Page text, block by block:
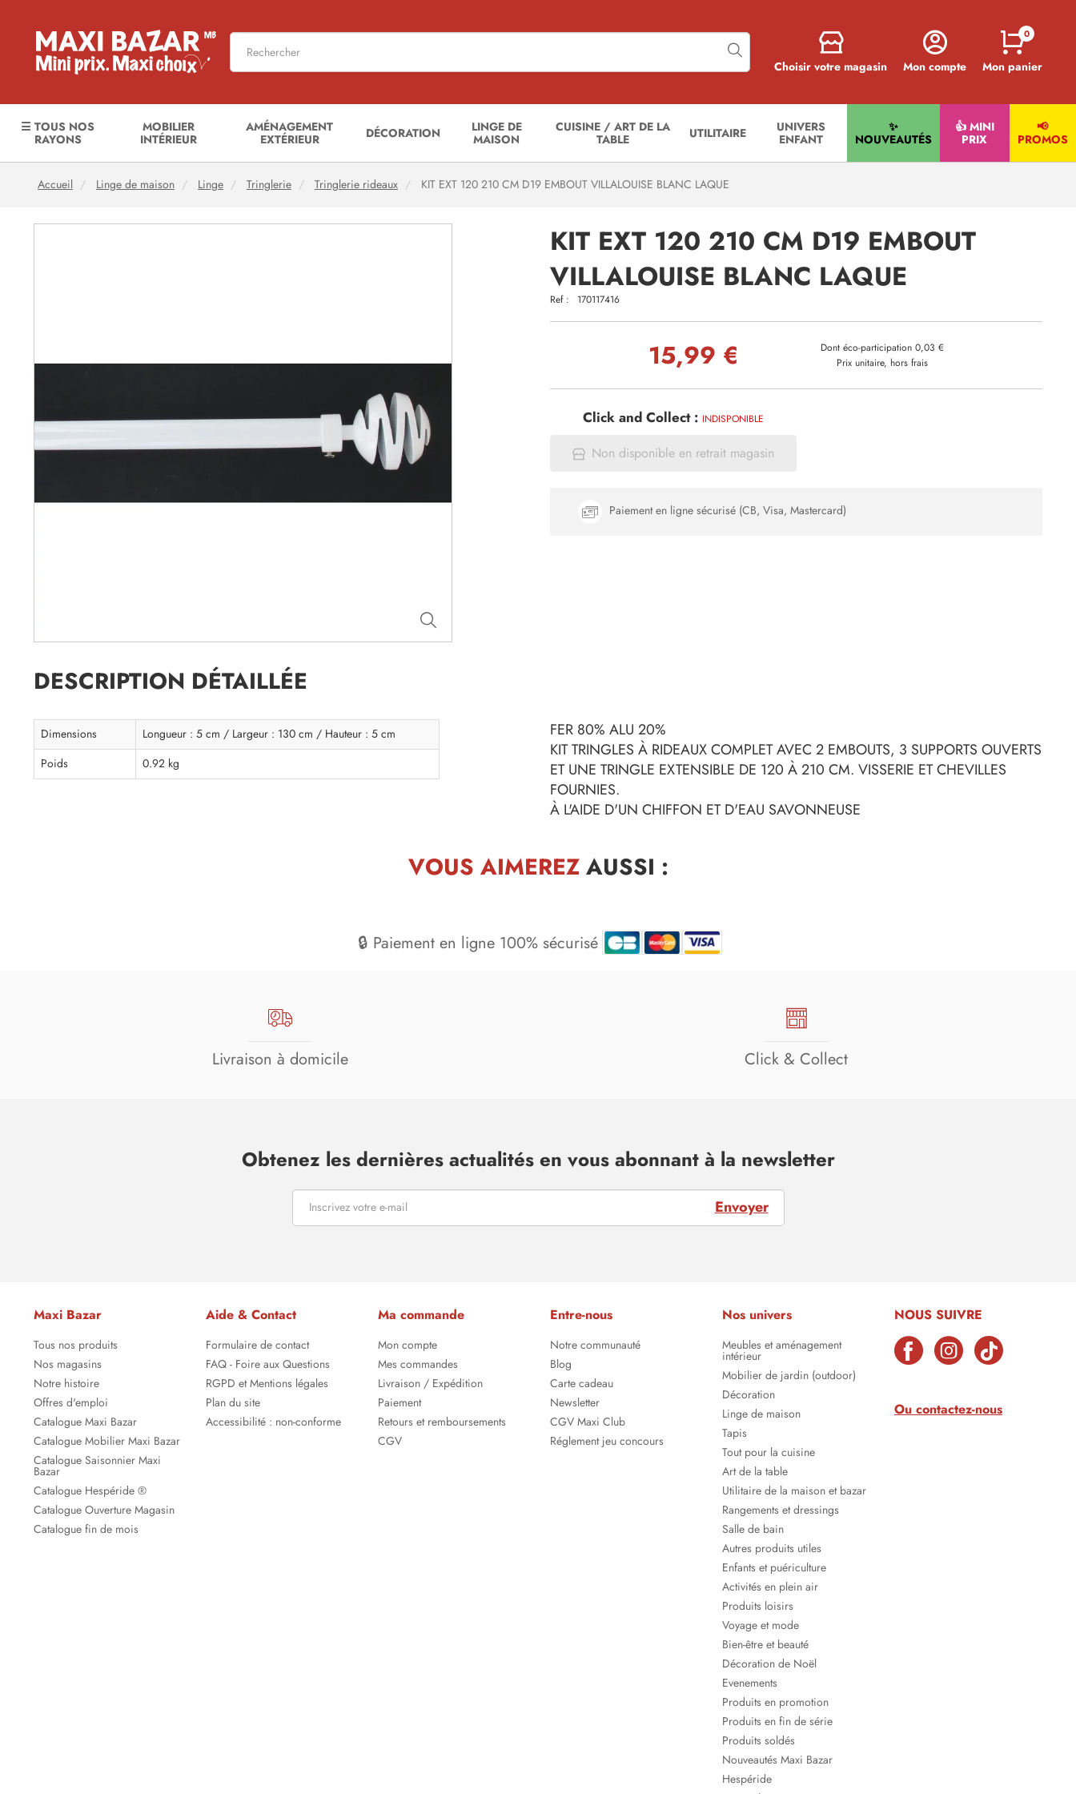
Choisir votre magasin Mon compte Mon panier
0
☰ TOUS NOS
RAYONS
MOBILIER
INTÉRIEUR
AMÉNAGEMENT
EXTÉRIEUR
DÉCORATION
LINGE DE
MAISON
CUISINE / ART DE LA
TABLE
UTILITAIRE
UNIVERS
ENFANT
✨
NOUVEAUTÉS
👍 MINI
PRIX
📢
PROMOS
Accueil Linge de maison Linge Tringlerie Tringlerie rideaux KIT EXT 120 210 CM D19 EMBOUT VILLALOUISE BLANC LAQUE
KIT EXT 120 210 CM D19 EMBOUT
VILLALOUISE BLANC LAQUE
Ref : 170117416
15,99 €
Dont éco-participation 0,03 €
Prix unitaire, hors frais
Click and Collect : INDISPONIBLE
Non disponible en retrait magasin
Paiement en ligne sécurisé (CB, Visa, Mastercard)
DESCRIPTION DÉTAILLÉE
Dimensions
Longueur : 5 cm / Largeur : 130 cm / Hauteur : 5 cm
Poids
0.92 kg
FER 80% ALU 20%
KIT TRINGLES À RIDEAUX COMPLET AVEC 2 EMBOUTS, 3 SUPPORTS OUVERTS
ET UNE TRINGLE EXTENSIBLE DE 120 À 210 CM. VISSERIE ET CHEVILLES
FOURNIES.
À L'AIDE D'UN CHIFFON ET D'EAU SAVONNEUSE
VOUS AIMEREZAUSSI :
🔒 Paiement en ligne 100% sécurisé
Livraison à domicile Click & Collect
Obtenez les dernières actualités en vous abonnant à la newsletter
Envoyer
Maxi Bazar
Tous nos produits
Nos magasins
Notre histoire
Offres d'emploi
Catalogue Maxi Bazar
Catalogue Mobilier Maxi Bazar
Catalogue Saisonnier Maxi
Bazar
Catalogue Hespéride ®
Catalogue Ouverture Magasin
Catalogue fin de mois
Aide & Contact
Formulaire de contact
FAQ - Foire aux Questions
RGPD et Mentions légales
Plan du site
Accessibilité : non-conforme
Ma commande
Mon compte
Mes commandes
Livraison / Expédition
Paiement
Retours et remboursements
CGV
Entre-nous
Notre communauté
Blog
Carte cadeau
Newsletter
CGV Maxi Club
Réglement jeu concours
Nos univers
Meubles et aménagement
intérieur
Mobilier de jardin (outdoor)
Décoration
Linge de maison
Tapis
Tout pour la cuisine
Art de la table
Utilitaire de la maison et bazar
Rangements et dressings
Salle de bain
Autres produits utiles
Enfants et puériculture
Activités en plein air
Produits loisirs
Voyage et mode
Bien-être et beauté
Décoration de Noël
Evenements
Produits en promotion
Produits en fin de série
Produits soldés
Nouveautés Maxi Bazar
Hespéride
NOUS SUIVRE
Ou contactez-nous